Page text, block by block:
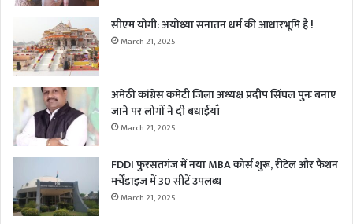
सीएम योगी: अयोध्या सनातन धर्म की आधारभूमि है !
March 21, 2025
अमेठी कांग्रेस कमेटी जिला अध्यक्ष प्रदीप सिंघल पुनः बनाए
जाने पर लोगों ने दी बधाईयाँ
March 21, 2025
FDDI फुरसतगंज में नया MBA कोर्स शुरू, रीटेल और फैशन
मर्चेंडाइज में 30 सीटें उपलब्ध
March 21, 2025